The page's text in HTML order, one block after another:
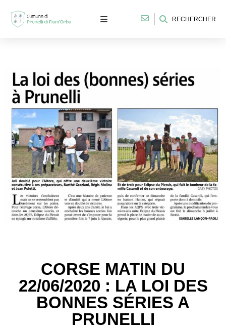
RECHERCHER
CORSE MATIN DU
22/06/2020 : LA LOI DES
BONNES SÉRIES A
PRUNELLI